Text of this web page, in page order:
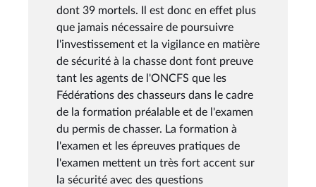
dont 39 mortels. Il est donc en effet plus
que jamais nécessaire de poursuivre
l'investissement et la vigilance en matière
de sécurité à la chasse dont font preuve
tant les agents de l'ONCFS que les
Fédérations des chasseurs dans le cadre
de la formation préalable et de l'examen
du permis de chasser. La formation à
l'examen et les épreuves pratiques de
l'examen mettent un très fort accent sur
la sécurité avec des questions